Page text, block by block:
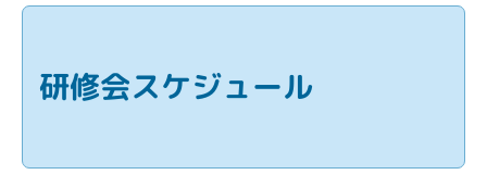
研修会スケジュール